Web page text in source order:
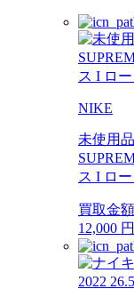
NIKE
未使用
ス I ロ
買取金額
12,000 円